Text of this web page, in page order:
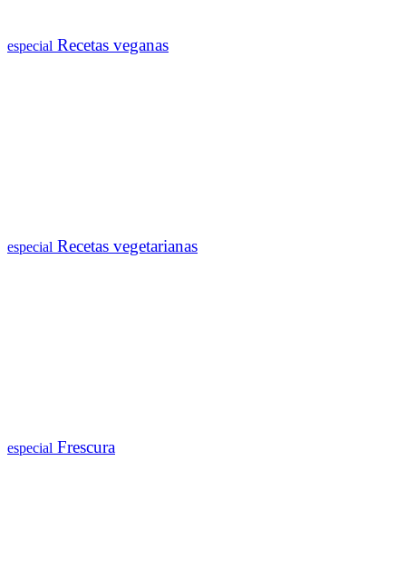
especial Recetas veganas
especial Recetas vegetarianas
especial Frescura